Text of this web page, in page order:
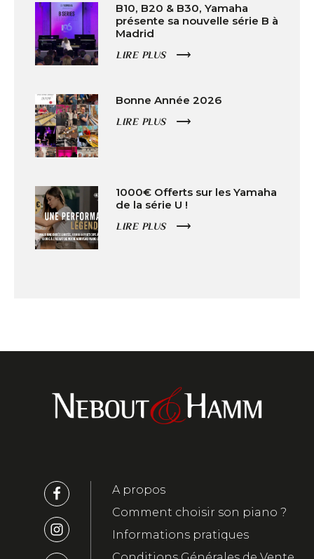
B10, B20 & B30, Yamaha
présente sa nouvelle série B à
Madrid
LIRE PLUS
Bonne Année 2026
LIRE PLUS
1000€ Offerts sur les Yamaha
de la série U !
LIRE PLUS
A propos
Comment choisir son piano ?
Informations pratiques